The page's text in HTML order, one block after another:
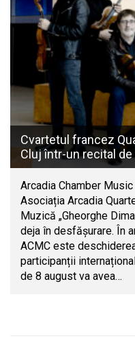
Cvartetul francez
Cluj într-un recital
Arcadia Chamber
Asociația Arcadia
Muzică „Gheorghe
deja în desfășurare. În
ACMC este
participanții
de 8 august va avea…